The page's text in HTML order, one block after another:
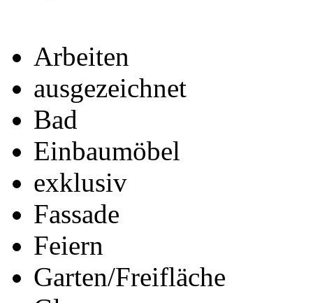
Arbeiten
ausgezeichnet
Bad
Einbaumöbel
exklusiv
Fassade
Feiern
Garten/Freifläche